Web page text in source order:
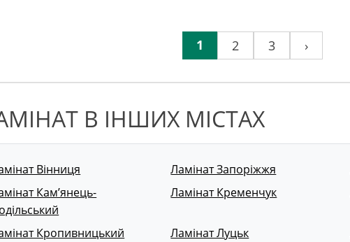
1 2 3 ›
В ІНШИХ МІСТАХ
Вінниця Ламінат Запоріжжя
Кам’янець-
Ламінат Кременчук
Кропивницький Ламінат Луцьк